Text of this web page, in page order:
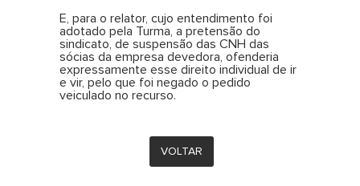
E, para o relator, cujo entendimento foi
adotado pela Turma, a pretensão do
sindicato, de suspensão das CNH das
sócias da empresa devedora, ofenderia
expressamente esse direito individual de ir
e vir, pelo que foi negado o pedido
veiculado no recurso.
VOLTAR